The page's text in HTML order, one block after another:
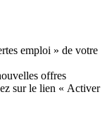
emploi » de votre
offres
sur le lien « Activer